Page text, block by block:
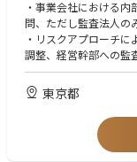
進めています。
■参考動画・記事
＜記事＞
参考①：新たなコンセ
淳義社長に聞く
https://
参考①：【半導体
＆業界各社の動きを
の実施
・全社的なリスク評価
・監査対象部門に対す
・海外拠点を含む監
※本ポジションは主と
J-SOXにおける経営
・事業会社における
問、ただし監査法人の
・リスクアプローチ
調整、経営幹部への監
・関係部門との円滑な
【歓迎スキル・経験】
・CIA（Certified
・CISA、CFE等の関連資
・英語による内部監査
東京都